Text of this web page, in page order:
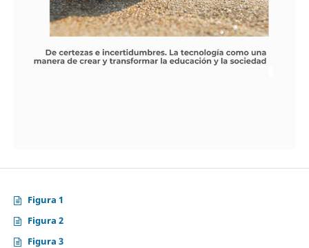
Figura 1
Figura 2
Figura 3